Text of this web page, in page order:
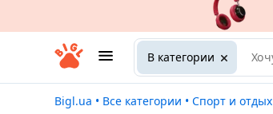
В категории
Bigl.ua • Все категории • Спорт и отдых